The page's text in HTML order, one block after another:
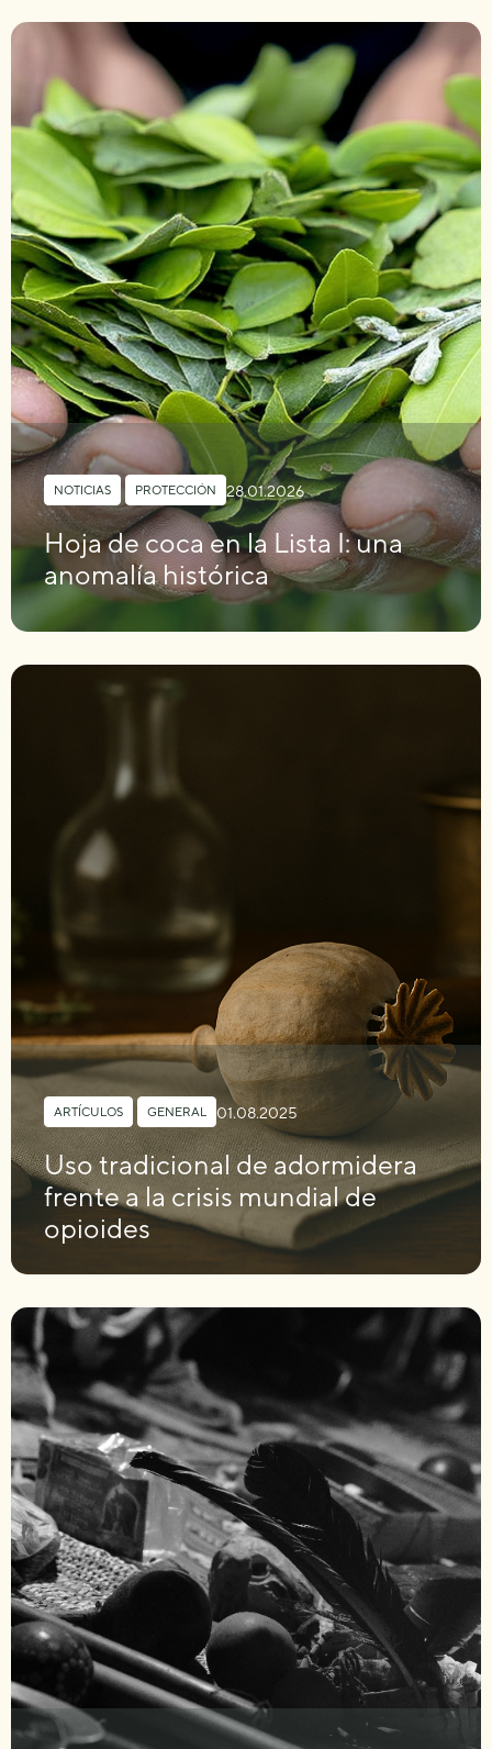
NOTICIAS PROTECCIÓN 28.01.2026
Hoja de coca en la Lista I: una
anomalía histórica
ARTÍCULOS GENERAL 01.08.2025
Uso tradicional de adormidera
frente a la crisis mundial de
opioides